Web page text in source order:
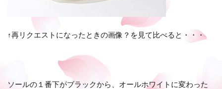
↑再リクエストになったときの画像？を見て比べると・・・
ソールの１番下がブラックから、オールホワイトに変わった